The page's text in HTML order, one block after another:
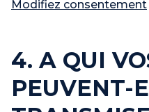
Modifiez consentement
4. A QUI
PEUVENT-